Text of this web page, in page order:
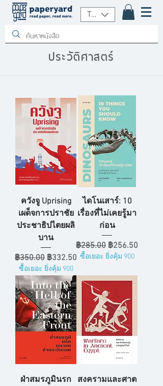
THB (฿)
ประวัติศาสตร์
ควังจู Uprising
เผด็จการปราชัย
ประชาธิปไตยผลิ
บาน
ราคาปกติ
฿350.00 ราคาขายลด
฿332.50
ซื้อเยอะ ยิ่งคุ้ม 900
ไดโนเสาร์: 10
เรื่องที่ไม่เคยรู้มา
ก่อน
ราคาปกติ
฿285.00 ราคาขายลด
฿256.50
ซื้อเยอะ ยิ่งคุ้ม 900
ฝ่าสมรภูมินรก
สงครามและศาต